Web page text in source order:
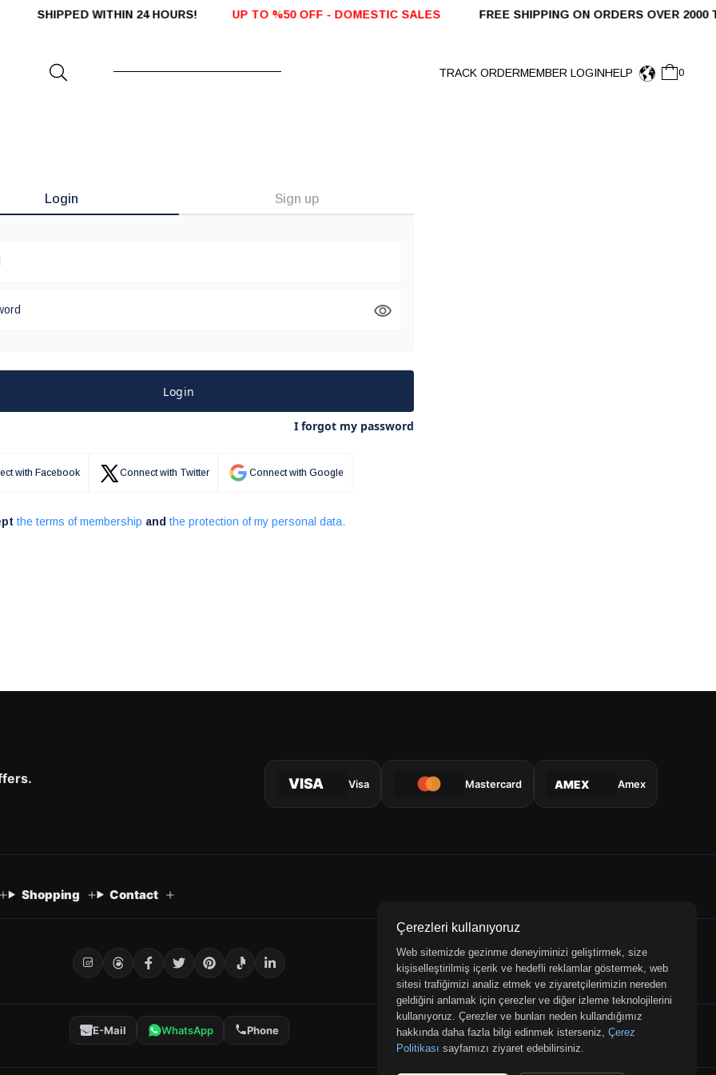
SHIPPED WITHIN 24 HOURS! UP TO %50 OFF - DOMESTIC SALESFREE SHIPPING ON ORDERS OVER
TRACK ORDERMEMBER LOGINHELP 0
Login Sign up
Login
I forgot my password
with Facebook Connect with Twitter Connect with Google
the terms of membership and the protection of my personal data.
VISA Visa Mastercard AMEX Amex
Shopping Contact
E-Mail WhatsApp Phone
Çerezleri kullanıyoruz
Web sitemizde gezinme deneyiminizi geliştirmek, size
kişiselleştirilmiş içerik ve hedefli reklamlar göstermek, web
sitesi trafiğimizi analiz etmek ve ziyaretçilerimizin nereden
geldiğini anlamak için çerezler ve diğer izleme teknolojilerini
kullanıyoruz. Çerezler ve bunları neden kullandığımız
hakkında daha fazla bilgi edinmek isterseniz, Çerez
Politikası sayfamızı ziyaret edebilirsiniz.